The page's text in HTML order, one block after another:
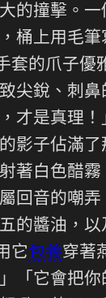
的撞擊。
桶上用毛
的爪子
尖銳、刺
才是真理
影子佔滿
著白色醋
回音的嘲
的醬油，
它包養穿著
「它會把